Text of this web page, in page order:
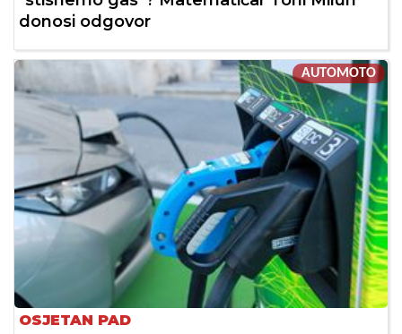
donosi odgovor
AUTOMOTO
OSJETAN PAD